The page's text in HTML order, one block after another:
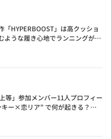
「HYPERBOOST」は高クッショ
ような履き心地でランニングがも
等」参加メンバー11人プロフィー
ー×恋リア” で何が起きる？地